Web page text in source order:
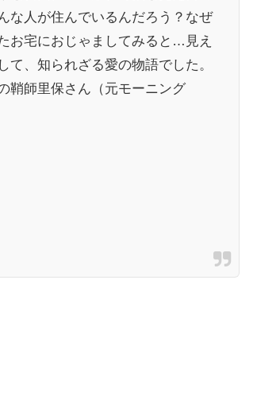
な人が住んでいるんだろう？なぜ
お宅におじゃましてみると…見え
、知られざる愛の物語でした。
鞘師里保さん（元モーニング